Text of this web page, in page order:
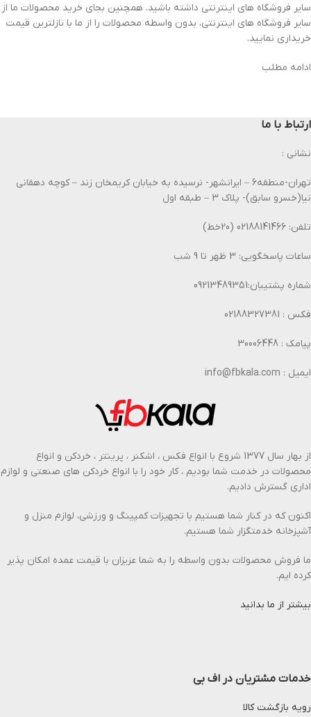
سایر فروشگاه های اینترنتی داشته باشید. همچنین بجای خرید محصولات ما از
سایر فروشگاه های اینترنتی، بدون واسطه محصولات را از ما با نازلترین قیمت
خریداری نمایید.
ادامه مطلب
ارتباط با ما
نشانی :
تهران-منطقه6 – ایرانشهر- نرسیده به خیابان کریمخان زند – کوچه دهقانی
نیا(خسرو سابق)- پلاک 3 – طبقه اول
تلفن: 02188141466 (20خط)
ساعات پاسخگویی: 3 ظهر تا 9 شب
شماره پشتیبان:09213489351
فکس : 02188327381
پیامک : 30006448
ایمیل : info@fbkala.com
از بهار سال 1377 شروع با انواع فکس ، اشکنر ، پرینتر ، خردکن و انواع
محصولات در خدمت شما بودیم ، کار خود را با انواع خردکن های صنعتی و لوازم
اداری گسترش دادیم.
اکنون که در کنار شما هستیم با تجهیزات کمپینگ و ورزشی، لوازم منزل و
آشپزخانه خدمتگزار شما هستیم.
ما فروش محصولات بدون واسطه را به شما عزیزان با قیمت عمده امکان پذیر
کرده ایم.
بیشتر از ما بدانید
خدمات مشتریان در اف بی
رویه بازگشت کالا